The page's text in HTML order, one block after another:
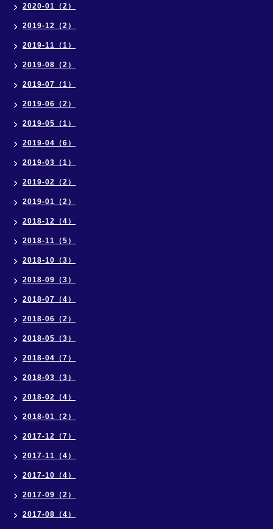
2020-01（2）
2019-12（2）
2019-11（1）
2019-08（2）
2019-07（1）
2019-06（2）
2019-05（1）
2019-04（6）
2019-03（1）
2019-02（2）
2019-01（2）
2018-12（4）
2018-11（5）
2018-10（3）
2018-09（3）
2018-07（4）
2018-06（2）
2018-05（3）
2018-04（7）
2018-03（3）
2018-02（4）
2018-01（2）
2017-12（7）
2017-11（4）
2017-10（4）
2017-09（2）
2017-08（4）